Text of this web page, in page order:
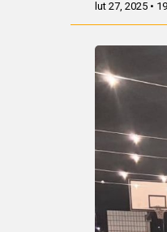
lut 27, 2025 •